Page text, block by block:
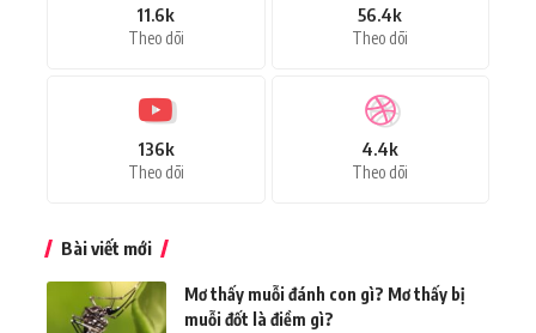
11.6k
Theo dõi
56.4k
Theo dõi
136k
Theo dõi
4.4k
Theo dõi
Bài viết mới
Mơ thấy muỗi đánh con gì? Mơ thấy bị
muỗi đốt là điềm gì?